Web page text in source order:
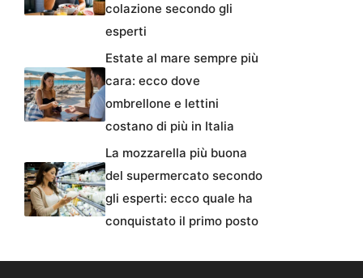
colazione secondo gli
esperti
Estate al mare sempre più
cara: ecco dove
ombrellone e lettini
costano di più in Italia
La mozzarella più buona
del supermercato secondo
gli esperti: ecco quale ha
conquistato il primo posto